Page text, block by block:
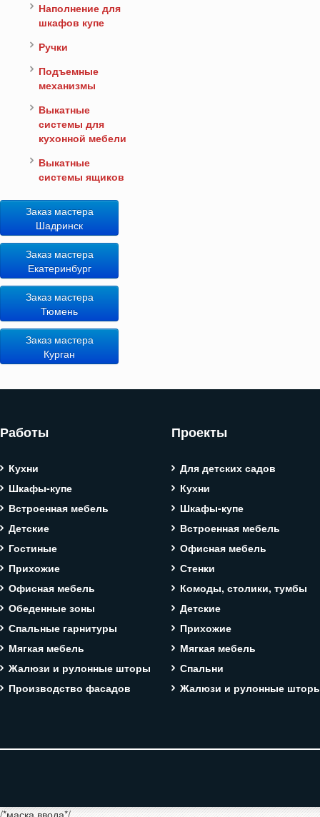
Наполнение для
шкафов купе
Ручки
Подъемные
механизмы
Выкатные
системы для
кухонной мебели
Выкатные
системы ящиков
Заказ мастера
Шадринск
Заказ мастера
Екатеринбург
Заказ мастера
Тюмень
Заказ мастера
Курган
Работы
Кухни
Шкафы-купе
Встроенная мебель
Детские
Гостиные
Прихожие
Офисная мебель
Обеденные зоны
Спальные гарнитуры
Мягкая мебель
Жалюзи и рулонные шторы
Производство фасадов
Проекты
Для детских садов
Кухни
Шкафы-купе
Встроенная мебель
Офисная мебель
Стенки
Комоды, столики, тумбы
Детские
Прихожие
Мягкая мебель
Спальни
Жалюзи и рулонные
/*маска ввода*/